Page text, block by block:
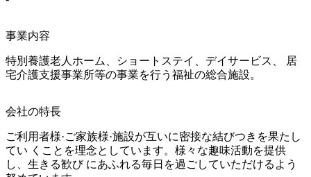
事業内容
特別養護老人ホーム、ショートステイ、デイサービス、 居
宅介護支援事業所等の事業を行う福祉の総合施設。
会社の特長
ご利用者様·ご家族様·施設が互いに密接な結びつきを果たし
てい くことを理念としています。様々な趣味活動を提供
し、生きる歓び にあふれる毎日を過ごしていただけるよう